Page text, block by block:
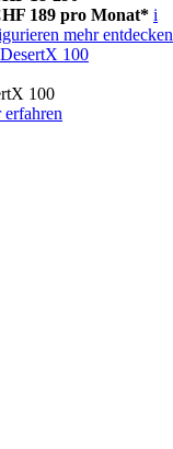
189 pro Monat* i
mehr entdecken
DesertX 100
100
erfahren